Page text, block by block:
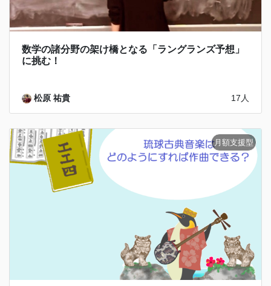
数学の諸分野の架け橋となる「ラングランズ予想」
に挑む！
松原 祐貴 17人